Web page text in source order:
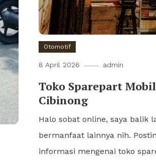
Otomotif
8 April 2026 admin
Toko Sparepart
Cibinong
Halo sobat online, saya
bermanfaat lainnya nih.
informasi mengenai toko